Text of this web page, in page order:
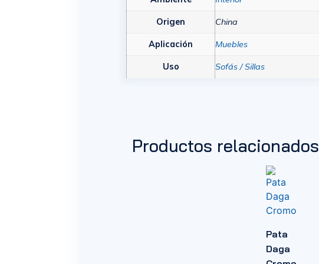
Origen China
Aplicación Muebles
Uso Sofás / Sillas
Productos relacionados
Pata
Daga